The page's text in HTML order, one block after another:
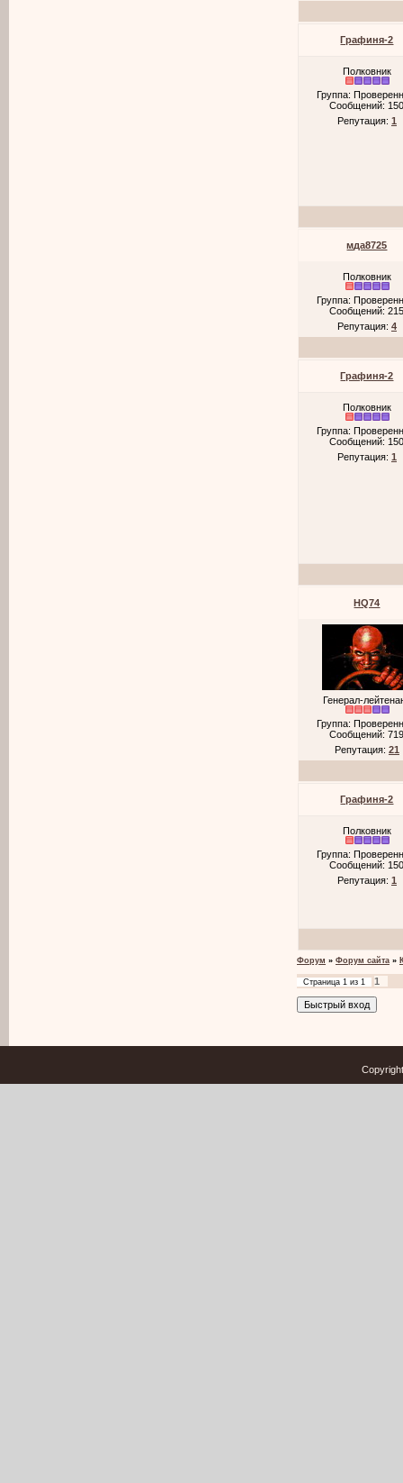
Графиня-2
Полковник
Группа:
Сообщений:
Репутация: 1
мда8725
Полковник
Группа:
Сообщений:
Репутация: 4
Графиня-2
Полковник
Группа:
Сообщений:
Репутация: 1
HQ74
Генерал-
Группа:
Сообщений:
Репутация: 21
Графиня-2
Полковник
Группа:
Сообщений:
Репутация: 1
Форум » Форум сайта »
Страница 1 из 1 1